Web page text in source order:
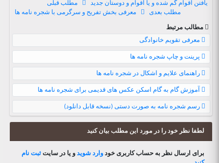
نامه, قالب شجره نامه در word, نامه ایرانیان جزیره نورفولک, نامه ایرانیان پادشاهی
بوتان, درخت طوایف, طراحی شجره نامه با ورد, داده کاوی و شجره نامه, نکات شجره
نامه, shajaresaz, دانلود, شجره نامه پدری, شجره نامه مسیحی, توصیه, تم شجره نامه,
کاردستی شجره نامه سوم ابتدایی آنلاین, دانلود قالب شجره نامه برای آفیس, شجره نامه
من, طراحی شجره نامه با اکسل, توضیح شجره نامه, شجره نامه لری, پایان نامه شجره
نامه, شجره نامه تاجیک, دانلود فایل شجره نامه, Persian family tree, شجره نامه افراد
معروف, آماده, شروع کار بر روی شجره نامه ها
یافتن اقوام گم شده و یا اقوام و دوستان جدید
مطلب قبلی
مطلب بعدی
معرفی بخش تفریح و سرگرمی با شجره نامه ها
مطالب مرتبط
معرفی تقویم خانوادگی
پرینت و چاپ شجره نامه ها
راهنمای علایم و اشکال در شجره نامه ها
آموزش گام به گام اسکن عکس های قدیمی برای شجره نامه ها
رسم شجره نامه به صورت دستی (نسخه قابل دانلود)
لطفا نظر خود را در مورد این مطلب بیان کنید
برای ارسال نظر به حساب کاربری خودوارد شوید و یا در سایتثبت نام